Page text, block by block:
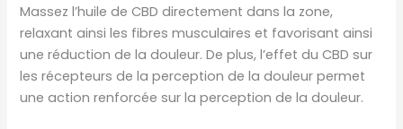
Massez l’huile de CBD directement dans la zone,
relaxant ainsi les fibres musculaires et favorisant ainsi
une réduction de la douleur. De plus, l’effet du CBD sur
les récepteurs de la perception de la douleur permet
une action renforcée sur la perception de la douleur.